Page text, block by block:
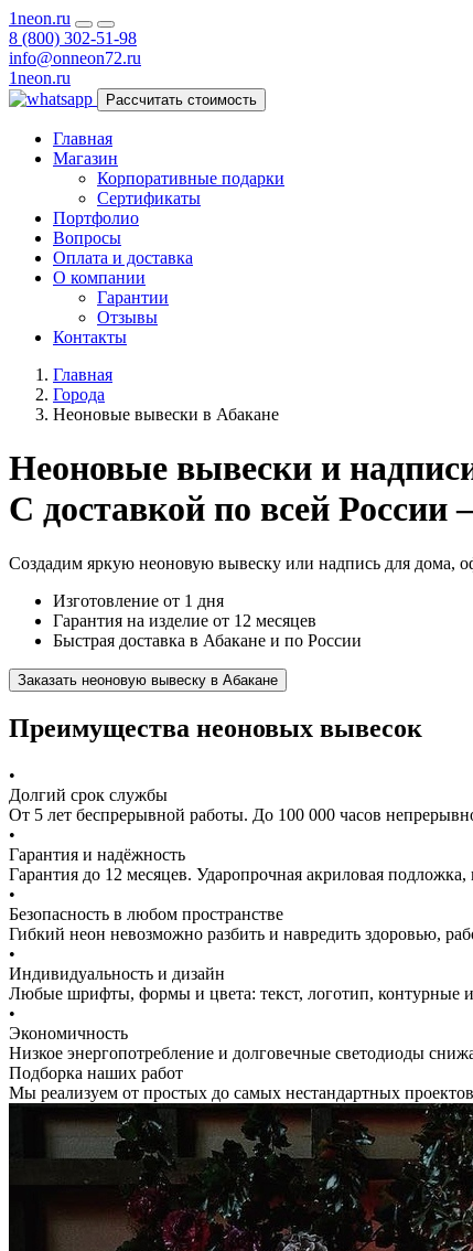
1neon.ru
8 (800) 302-51-98
info@onneon72.ru
1neon.ru
Рассчитать стоимость
Главная
Магазин
Корпоративные подарки
Сертификаты
Портфолио
Вопросы
Оплата и доставка
О компании
Гарантии
Отзывы
Контакты
Главная
Города
Неоновые вывески в Абакане
Неоновые вывески и
С доставкой по всей России
Создадим яркую неоновую вывеску или надпись для дома,
Изготовление от 1 дня
Гарантия на изделие от 12 месяцев
Быстрая доставка в Абакане и по России
Заказать неоновую вывеску в Абакане
Преимущества неоновых вывесок
•
Долгий срок службы
От 5 лет беспрерывной работы. До 100 000 часов
•
Гарантия и надёжность
Гарантия до 12 месяцев. Ударопрочная акриловая
•
Безопасность в любом пространстве
Гибкий неон невозможно разбить и навредить здоровью,
•
Индивидуальность и дизайн
Любые шрифты, формы и цвета: текст, логотип, контурные
•
Экономичность
Низкое энергопотребление и долговечные светодиоды
Подборка наших работ
Мы реализуем от простых до самых нестандартных